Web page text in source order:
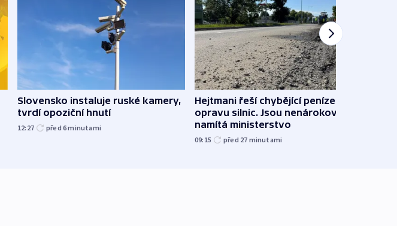
Slovensko instaluje ruské kamery,
tvrdí opoziční hnutí
12:27 před 6minutami
Hejtmani řeší chybějící peníze na
opravu silnic. Jsou nenárokové,
namítá ministerstvo
09:15 před 27 minutami